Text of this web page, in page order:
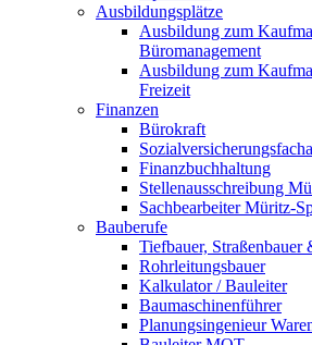
Ausbildungsplätze
Ausbildung zum
Büromanagement
Ausbildung zum
Freizeit
Finanzen
Bürokraft
Finanzbuchhaltung
Stellenausschreibung
Sachbearbeiter Müritz-
Bauberufe
Tiefbauer, Straßenbauer
Rohrleitungsbauer
Kalkulator / Bauleiter
Baumaschinenführer
Planungsingenieur